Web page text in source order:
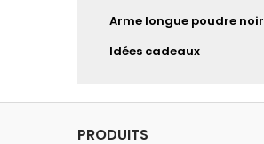
Arme longue poudre noir
Idées cadeaux
PRODUITS